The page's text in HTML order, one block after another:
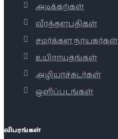
அடிக்கற்கள்
வீரத்தளபதிகள்
சமர்க்கள நாயகர்கள்
உயிராயுதங்கள்
அழியாச்சுடர்கள்
ஒளிப்படங்கள்
விபரங்கள்